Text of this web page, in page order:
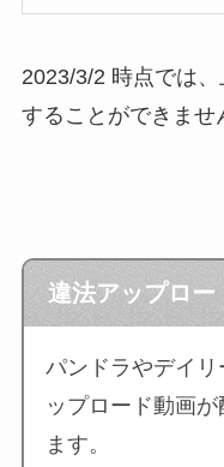
2023/3/2 時点では
することができませ
違法アップロー
パンドラやデイ
ップロード動画
ます。